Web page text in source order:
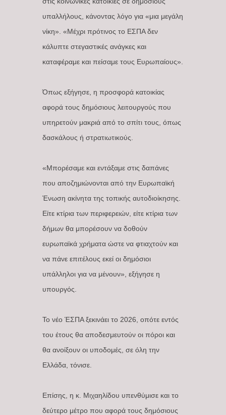
υπαλλήλους, κάνοντας λόγο για «μια μεγάλη
νίκη». «Μέχρι πρότινος το ΕΣΠΑ δεν
κάλυπτε στεγαστικές ανάγκες και
καταφέραμε και πείσαμε τους Ευρωπαίους».
Όπως εξήγησε, η προσφορά κατοικίας
αφορά τους δημόσιους λειτουργούς που
υπηρετούν μακριά από το σπίτι τους, όπως
δασκάλους ή στρατιωτικούς.
«Μπορέσαμε και εντάξαμε στις δαπάνες
που αποζημιώνονται από την Ευρωπαϊκή
Ένωση ακίνητα της τοπικής αυτοδιοίκησης.
Είτε κτίρια των περιφερειών, είτε κτίρια των
δήμων θα μπορέσουν να δοθούν
ευρωπαϊκά χρήματα ώστε να φτιαχτούν και
να πάνε επιτέλους εκεί οι δημόσιοι
υπάλληλοι για να μένουν», εξήγησε η
υπουργός.
Το νέο ΈΣΠΑ ξεκινάει το 2026, οπότε εντός
του έτους θα αποδεσμευτούν οι πόροι και
θα ανοίξουν οι υποδομές, σε όλη την
Ελλάδα, τόνισε.
Επίσης, η κ. Μιχαηλίδου υπενθύμισε και το
δεύτερο μέτρο που αφορά τους δημόσιους